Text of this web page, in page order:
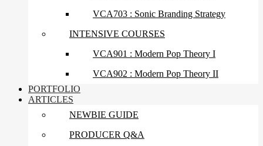
VCA703 : Sonic Branding Strategy
INTENSIVE COURSES
VCA901 : Modern Pop Theory I
VCA902 : Modern Pop Theory II
PORTFOLIO
ARTICLES
NEWBIE GUIDE
PRODUCER Q&A